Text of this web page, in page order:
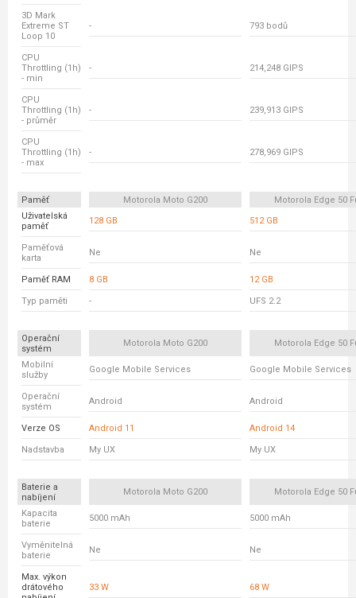
3D Mark
Extreme ST
Loop 10
- 793 bodů
CPU
Throttling (1h)
- min
- 214,248 GIPS
CPU
Throttling (1h)
- průměr
- 239,913 GIPS
CPU
Throttling (1h)
- max
- 278,969 GIPS
Paměť Motorola Moto G200
Motorola Edge 50
Uživatelská
paměť
128 GB 512 GB
Paměťová
karta
Ne Ne
Paměť RAM 8 GB 12 GB
Typ paměti - UFS 2.2
Operační
systém
Motorola Moto G200 Motorola Edge 50
Mobilní
služby
Google Mobile Services Google Mobile Services
Operační
systém
Android Android
Verze OS Android 11 Android 14
Nadstavba My UX My UX
Baterie a
nabíjení
Motorola Moto G200 Motorola Edge 50
Kapacita
baterie
5000 mAh 5000 mAh
Vyměnitelná
baterie
Ne Ne
Max. výkon
drátového
33 W 68 W